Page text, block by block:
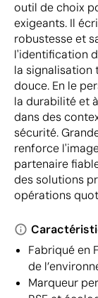
outil de choix
exigeants. Il
robustesse et
l'identification
la signalisation
douce. En le
la durabilité et
dans des
sécurité.
renforce
partenaire
des solutions
opérations
Fabriqué en
de
Marqueur